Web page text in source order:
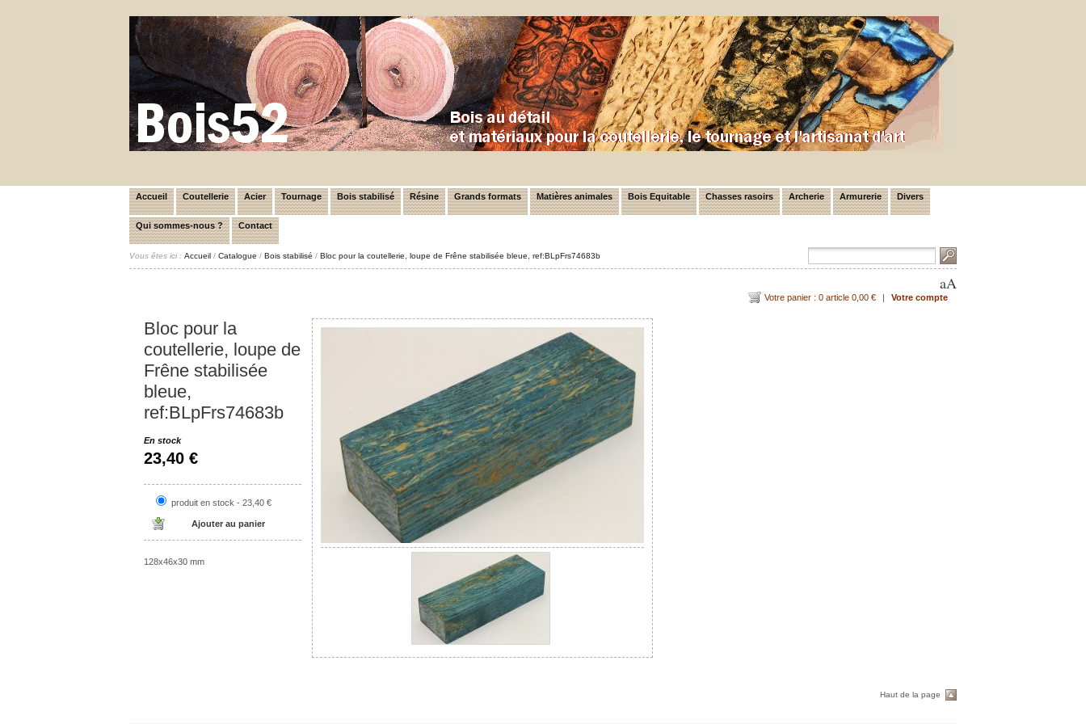
Accueil Coutellerie Acier Tournage Bois stabilisé Résine Grands formats Matières animales Bois Equitable Chasses rasoirs Archerie Armurerie Divers
Qui sommes-nous ? Contact
Vous êtes ici : Accueil / Catalogue / Bois stabilisé / Bloc pour la coutellerie, loupe de Frêne stabilisée bleue, ref:BLpFrs74683b
aA
Votre panier : 0 article 0,00 € | Votre compte
Bloc pour la
coutellerie, loupe de
Frêne stabilisée
bleue,
ref:BLpFrs74683b
En stock
23,40 €
produit en stock - 23,40 €
128x46x30 mm
Haut de la page